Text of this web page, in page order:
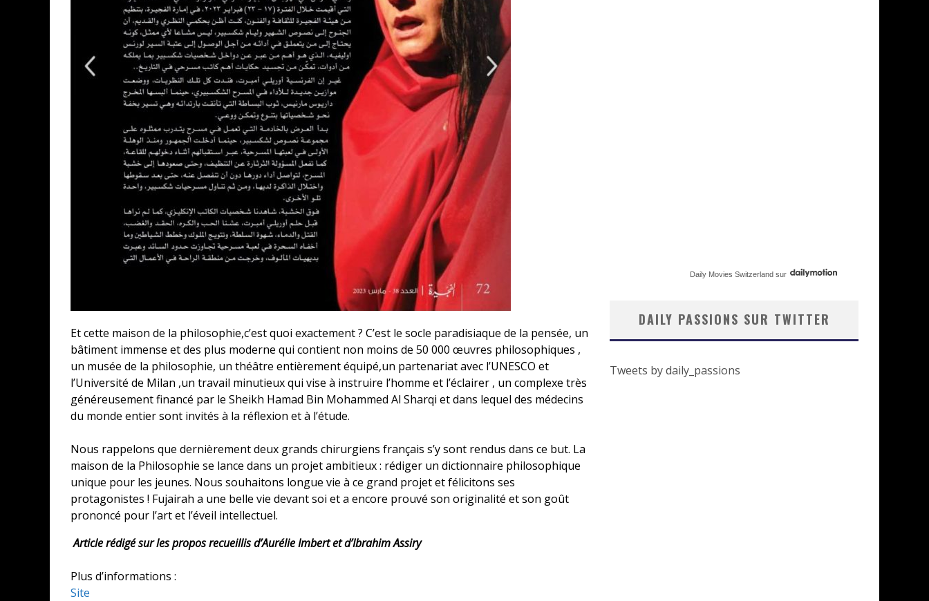
Et cette maison de la philosophie,c’est quoi exactement ? C’est le socle paradisiaque de la pensée, un
bâtiment immense et des plus moderne qui contient non moins de 50 000 œuvres philosophiques ,
un musée de la philosophie, un théâtre entièrement équipé,un partenariat avec l’UNESCO et
l’Université de Milan ,un travail minutieux qui vise à instruire l’homme et l’éclairer , un complexe très
généreusement financé par le Sheikh Hamad Bin Mohammed Al Sharqi et dans lequel des médecins
du monde entier sont invités à la réflexion et à l’étude.
Nous rappelons que dernièrement deux grands chirurgiens français s’y sont rendus dans ce but. La
maison de la Philosophie se lance dans un projet ambitieux : rédiger un dictionnaire philosophique
unique pour les jeunes. Nous souhaitons longue vie à ce grand projet et félicitons ses
protagonistes ! Fujairah a une belle vie devant soi et a encore prouvé son originalité et son goût
prononcé pour l’art et l’éveil intellectuel.
Article rédigé sur les propos recueillisd’Aurélie Imbertet d’Ibrahim Assiry
Plus d’informations :
Site
Daily Movies Switzerland sur
DAILY PASSIONS SUR TWITTER
Tweets by daily_passions